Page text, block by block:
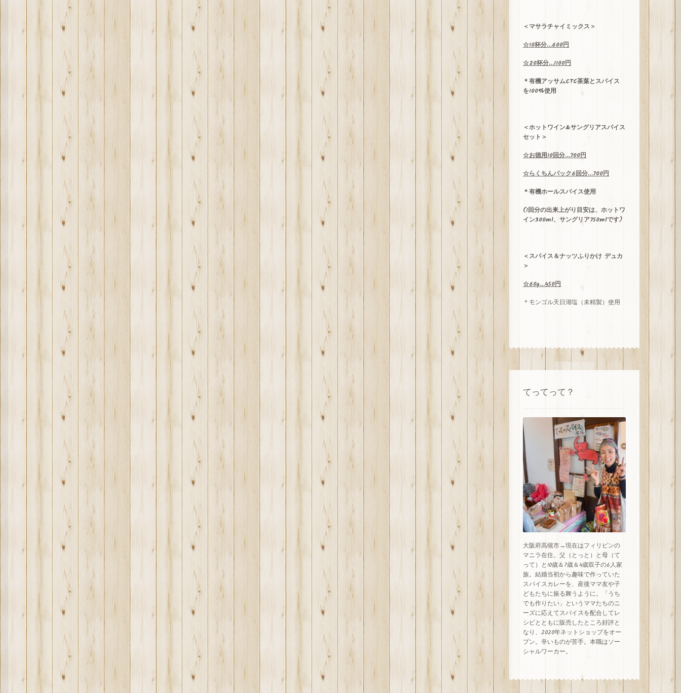
＜マサラチャイミックス＞
☆10杯分…600円
☆20杯分…1100円
＊有機アッサムCTC茶葉とスパイス
を100%使用
＜ホットワイン&サングリアスパイス
セット＞
☆お徳用10回分…700円
☆らくちんパック6回分…700円
＊有機ホールスパイス使用
(1回分の出来上がり目安は、ホットワ
イン300ml、サングリア750mlです)
＜スパイス＆ナッツふりかけ デュカ
＞
☆60g…450円
＊モンゴル天日湖塩（未精製）使用
てってって？
大阪府高槻市→現在はフィリピンの
マニラ在住。父（とっと）と母（て
って）と10歳＆7歳＆4歳双子の6人家
族。結婚当初から趣味で作っていた
スパイスカレーを、産後ママ友や子
どもたちに振る舞うように。「うち
でも作りたい」というママたちのニ
ーズに応えてスパイスを配合してレ
シピとともに販売したところ好評と
なり、2020年ネットショップをオー
プン。辛いものが苦手。本職はソー
シャルワーカー。